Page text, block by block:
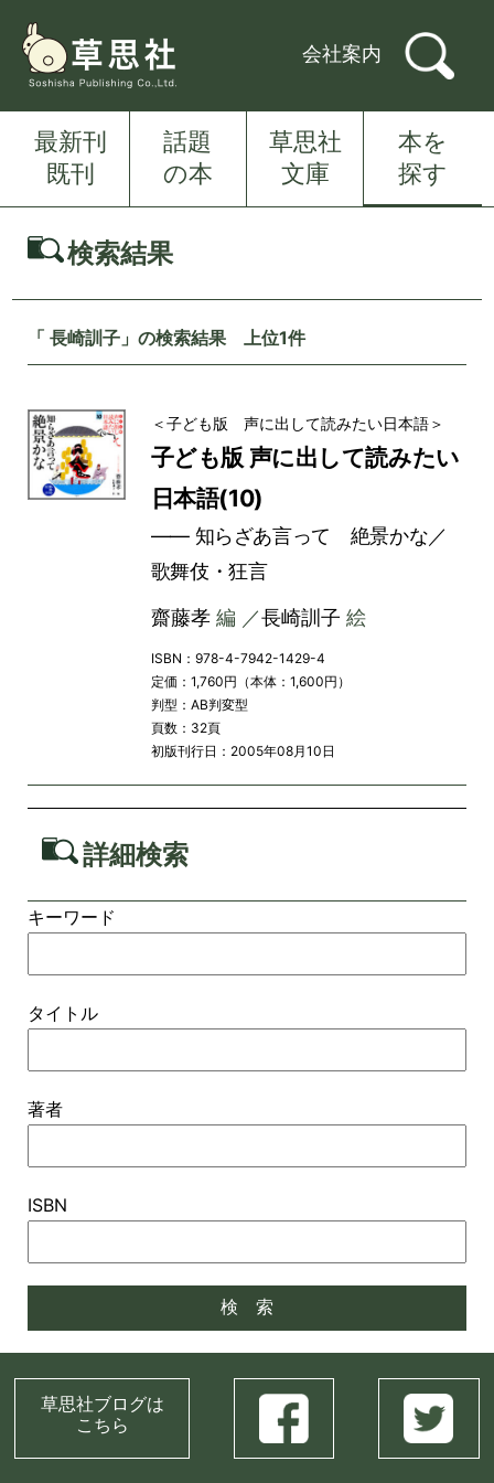
会社案内
最新刊
既刊
話題
の本
草思社
文庫
本を
探す
検索結果
「 長崎訓子」の検索結果 上位1件
＜子ども版 声に出して読みたい日本語＞
子ども版 声に出して読みたい
日本語(10)
―― 知らざあ言って 絶景かな／
歌舞伎・狂言
齋藤孝編 ／長崎訓子 絵
ISBN：978-4-7942-1429-4
定価：1,760円（本体：1,600円）
判型：AB判変型
頁数：32頁
初版刊行日：2005年08月10日
詳細検索
キーワード
タイトル
著者
ISBN
草思社ブログは
こちら